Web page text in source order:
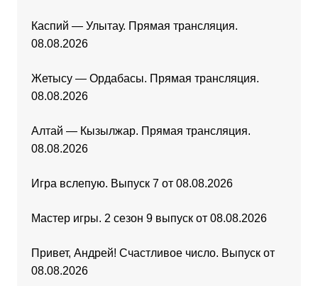
Каспий — Улытау. Прямая трансляция.
08.08.2026
Жетысу — Ордабасы. Прямая трансляция.
08.08.2026
Алтай — Кызылжар. Прямая трансляция.
08.08.2026
Игра вслепую. Выпуск 7 от 08.08.2026
Мастер игры. 2 сезон 9 выпуск от 08.08.2026
Привет, Андрей! Счастливое число. Выпуск от
08.08.2026